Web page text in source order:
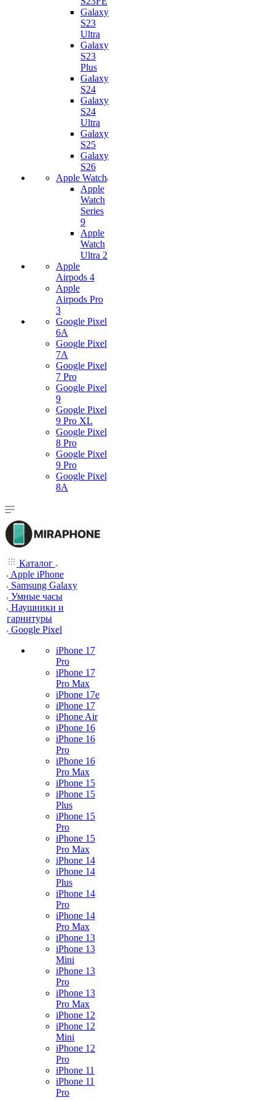
Galaxy
S23
Ultra
Galaxy
S23
Plus
Galaxy
S24
Galaxy
S24
Ultra
Galaxy
S25
Galaxy
S26
Apple Watch
Apple
Watch
Series
9
Apple
Watch
Ultra 2
Apple
Airpods 4
Apple
Airpods Pro
3
Google Pixel
6A
Google Pixel
7А
Google Pixel
7 Pro
Google Pixel
9
Google Pixel
9 Pro XL
Google Pixel
8 Pro
Google Pixel
9 Pro
Google Pixel
8A
Каталог
Apple iPhone
Samsung Galaxy
Умные часы
Наушники и
гарнитуры
Google Pixel
iPhone 17
Pro
iPhone 17
Pro Max
iPhone 17e
iPhone 17
iPhone Air
iPhone 16
iPhone 16
Pro
iPhone 16
Pro Max
iPhone 15
iPhone 15
Plus
iPhone 15
Pro
iPhone 15
Pro Max
iPhone 14
iPhone 14
Plus
iPhone 14
Pro
iPhone 14
Pro Max
iPhone 13
iPhone 13
Mini
iPhone 13
Pro
iPhone 13
Pro Max
iPhone 12
iPhone 12
Mini
iPhone 12
Pro
iPhone 11
iPhone 11
Pro